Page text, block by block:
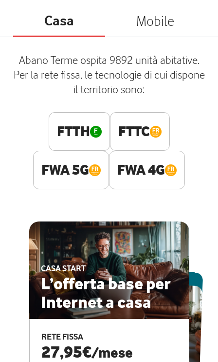
Casa Mobile
Abano Terme ospita 9892 unità abitative.
Per la rete fissa, le tecnologie di cui dispone
il territorio sono:
FTTH FTTC
FWA 5G FWA 4G
CASA START
L’offerta base per
Internet a casa
RETE FISSA
27,95€/mese
ESCLUSIVA ONLINE
CASA PRO
Internet veloce e
vantaggi speciali